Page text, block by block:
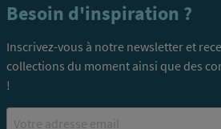
Besoin d'inspiration ?
Inscrivez-vous à notre newsletter et
collections du moment ainsi que des
!